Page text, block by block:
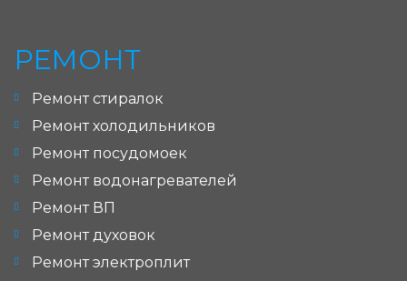
РЕМОНТ
Ремонт стиралок
Ремонт холодильников
Ремонт посудомоек
Ремонт водонагревателей
Ремонт ВП
Ремонт духовок
Ремонт электроплит